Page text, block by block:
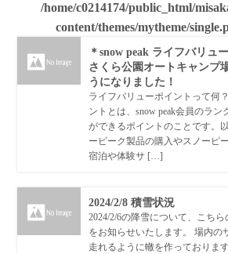
/home/c0214174/public_html/
content/themes/mytheme/
＊snow peak ライフバリュ
さくら公園オートキャンプ
うになりました！
ライフバリューポイントって何
ントとは、snow peak会員のラン
ができるポイントのことです。
ーピーク製品の購入やスノーピ
宿泊や体験サ […]
2024/2/8 積雪状況
2024/2/6の降雪について、こち
をお知らせいたします。 場内の
走れるように轍を作っておりま